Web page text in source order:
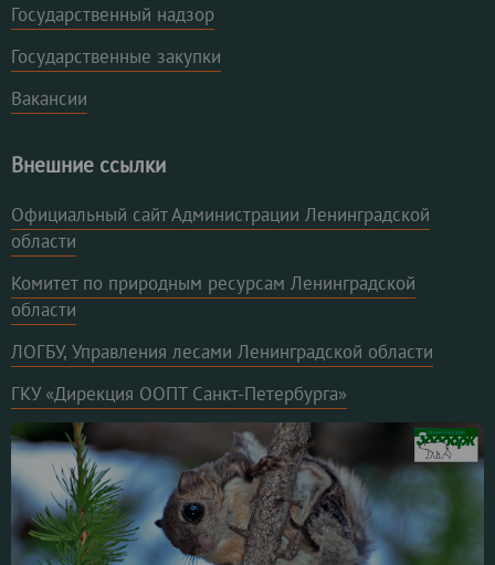
Государственный надзор
Государственные закупки
Вакансии
Внешние ссылки
Официальный сайт Администрации Ленинградской
области
Комитет по природным ресурсам Ленинградской
области
ЛОГБУ, Управления лесами Ленинградской области
ГКУ «Дирекция ООПТ Санкт-Петербурга»